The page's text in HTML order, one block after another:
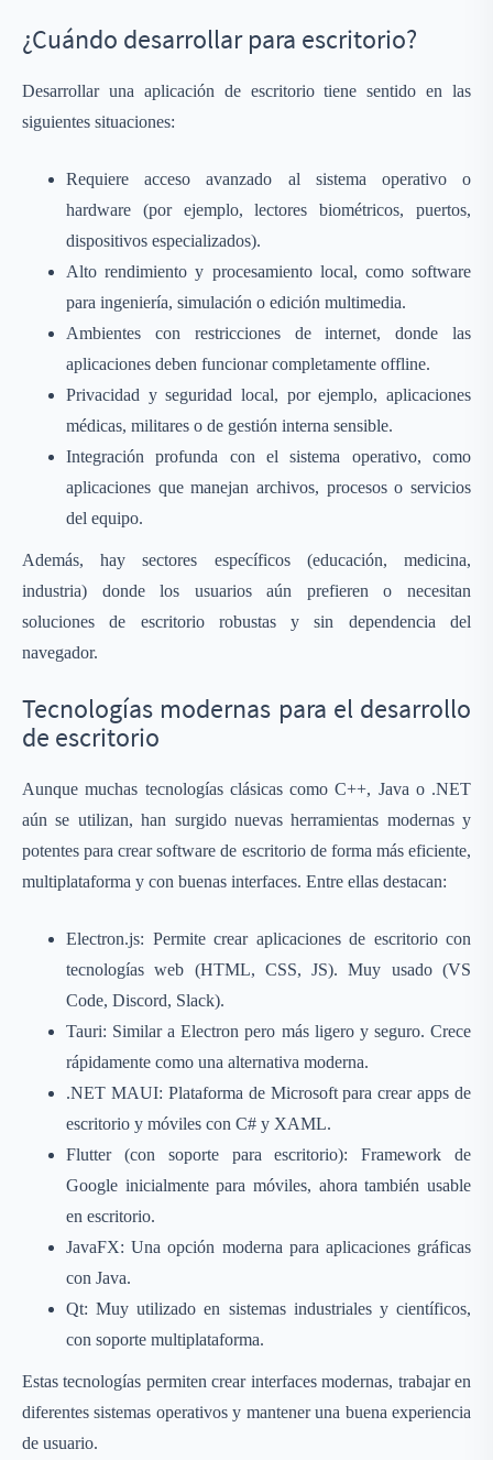
¿Cuándo desarrollar para escritorio?
Desarrollar una aplicación de escritorio tiene sentido en las
siguientes situaciones:
Requiere acceso avanzado al sistema operativo o
hardware (por ejemplo, lectores biométricos, puertos,
dispositivos especializados).
Alto rendimiento y procesamiento local, como software
para ingeniería, simulación o edición multimedia.
Ambientes con restricciones de internet, donde las
aplicaciones deben funcionar completamente offline.
Privacidad y seguridad local, por ejemplo, aplicaciones
médicas, militares o de gestión interna sensible.
Integración profunda con el sistema operativo, como
aplicaciones que manejan archivos, procesos o servicios
del equipo.
Además, hay sectores específicos (educación, medicina,
industria) donde los usuarios aún prefieren o necesitan
soluciones de escritorio robustas y sin dependencia del
navegador.
Tecnologías modernas para el desarrollo
de escritorio
Aunque muchas tecnologías clásicas como C++, Java o .NET
aún se utilizan, han surgido nuevas herramientas modernas y
potentes para crear software de escritorio de forma más eficiente,
multiplataforma y con buenas interfaces. Entre ellas destacan:
Electron.js: Permite crear aplicaciones de escritorio con
tecnologías web (HTML, CSS, JS). Muy usado (VS
Code, Discord, Slack).
Tauri: Similar a Electron pero más ligero y seguro. Crece
rápidamente como una alternativa moderna.
.NET MAUI: Plataforma de Microsoft para crear apps de
escritorio y móviles con C# y XAML.
Flutter (con soporte para escritorio): Framework de
Google inicialmente para móviles, ahora también usable
en escritorio.
JavaFX: Una opción moderna para aplicaciones gráficas
con Java.
Qt: Muy utilizado en sistemas industriales y científicos,
con soporte multiplataforma.
Estas tecnologías permiten crear interfaces modernas, trabajar en
diferentes sistemas operativos y mantener una buena experiencia
de usuario.